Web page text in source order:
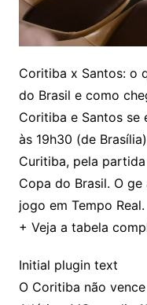
Coritiba x Santos: o
do Brasil e como
Coritiba e Santos se
às 19h30 (de
Curitiba, pela
Copa do Brasil. O
jogo em Tempo Real.
+ Veja a tabela
Initial plugin text
O Coritiba não